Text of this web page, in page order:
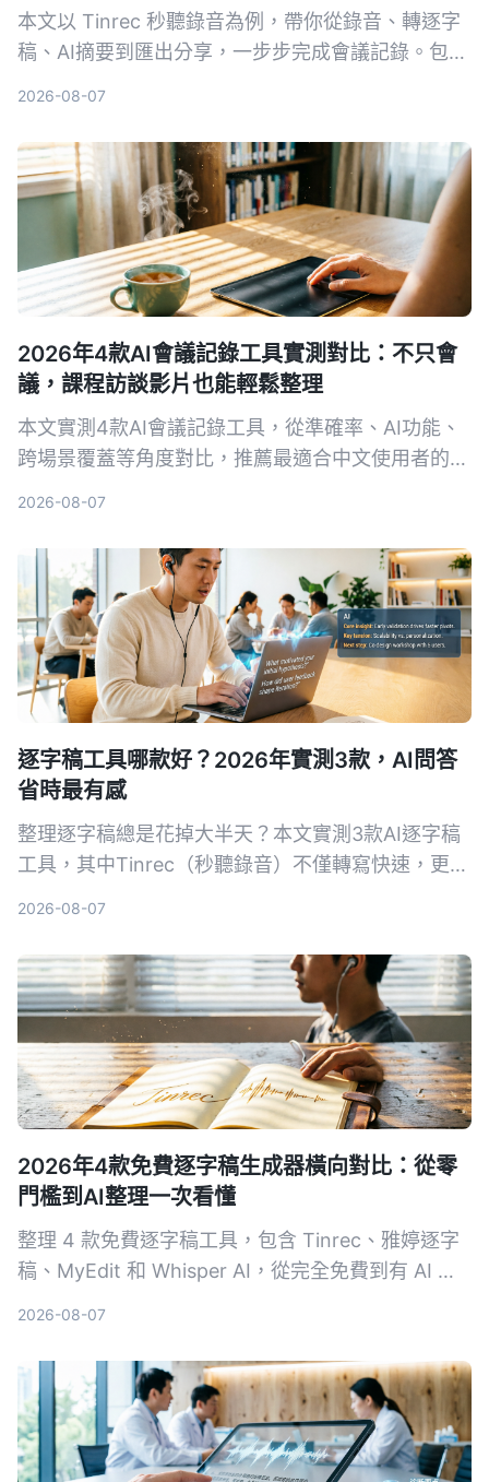
本文以 Tinrec 秒聽錄音為例，帶你從錄音、轉逐字
稿、AI摘要到匯出分享，一步步完成會議記錄。包含
2026-08-07
2026年4款AI會議記錄工具實測對比：不只會
議，課程訪談影片也能輕鬆整理
本文實測4款AI會議記錄工具，從準確率、AI功能、
跨場景覆蓋等角度對比，推薦最適合中文使用者的
2026-08-07
逐字稿工具哪款好？2026年實測3款，AI問答
省時最有感
整理逐字稿總是花掉大半天？本文實測3款AI逐字稿
工具，其中Tinrec（秒聽錄音）不僅轉寫快速，更能
2026-08-07
2026年4款免費逐字稿生成器橫向對比：從零
門檻到AI整理一次看懂
整理 4 款免費逐字稿工具，包含 Tinrec、雅婷逐字
稿、MyEdit 和 Whisper AI，從完全免費到有 AI 進
2026-08-07